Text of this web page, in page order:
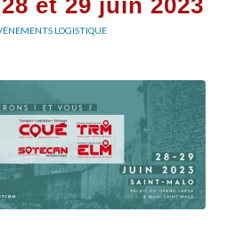
et 29 juin 2023
LOGISTIQUE